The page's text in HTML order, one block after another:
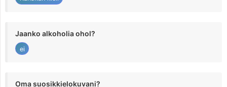
Jaanko alkoholia ohol?
ei
Oma suosikkielokuvani?